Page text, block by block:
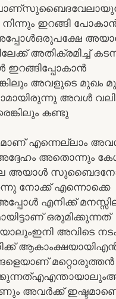
ഇറങ്ങി
അതിക്രമിച്ച്
അവളുടെ മുഖം
അവൾ
കണ്ടു
എന്നെല്ലാം
അതൊന്നും
അയാൾ
നോക്ക് എന്നൊക്കെ
എനിക്ക്
ഒരുമിക്കുന്നത്
അവിടെ
മറ്റൊരുത്തൻ
അവർക്ക്